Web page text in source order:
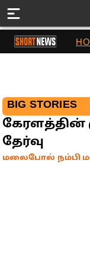
BIG STORIES
தேர்வு
மலைபோல் நம்பி